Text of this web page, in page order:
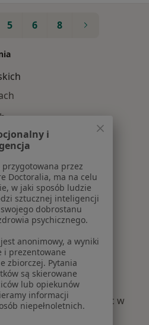
5 6 8
W pobliżu Piekar Śląskich
Śląskich
Śląskich
Piekarach Śląskich
choroba płuc w
i
przez
Doctoralia, ma na celu
w jaki sposób ludzie
sztucznej inteligencji
dobrostanu
psychicznego.
anonimowy, a wyniki
i prezentowane
zbiorczej. Pytania
są skierowane
lub opiekunów
informacji
niepełnoletnich.